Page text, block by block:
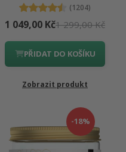
(1204)
1 049,00 Kč1 299,00 Kč
PŘIDAT DO KOŠÍKU
Zobrazit produkt
-18%